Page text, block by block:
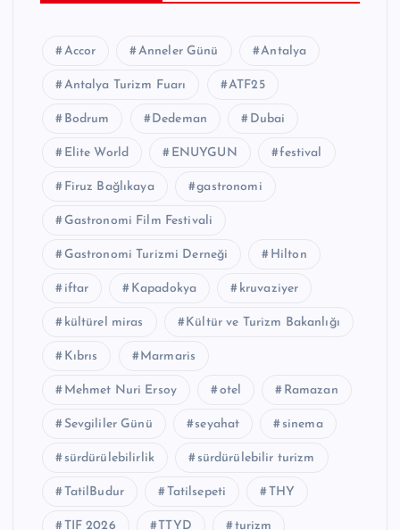
Accor Anneler Günü Antalya
Antalya Turizm Fuarı ATF25
Bodrum Dedeman Dubai
Elite World ENUYGUN festival
Firuz Bağlıkaya gastronomi
Gastronomi Film Festivali
Gastronomi Turizmi Derneği Hilton
iftar Kapadokya kruvaziyer
kültürel miras Kültür ve Turizm Bakanlığı
Kıbrıs Marmaris
Mehmet Nuri Ersoy otel Ramazan
Sevgililer Günü seyahat sinema
sürdürülebilirlik sürdürülebilir turizm
TatilBudur Tatilsepeti THY
TIF 2026 TTYD turizm